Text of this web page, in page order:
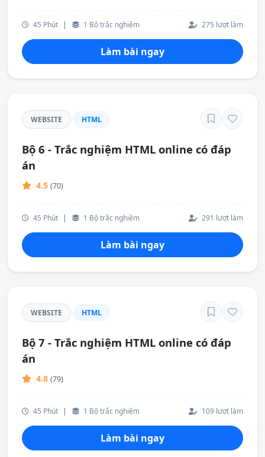
45 Phút | 1 Bộ trắc nghiệm 275 lượt làm
Làm bài ngay
WEBSITE HTML
Bộ 6 - Trắc nghiệm HTML online có đáp
án
4.5 (70)
45 Phút | 1 Bộ trắc nghiệm 291 lượt làm
Làm bài ngay
WEBSITE HTML
Bộ 7 - Trắc nghiệm HTML online có đáp
án
4.8 (79)
45 Phút | 1 Bộ trắc nghiệm 109 lượt làm
Làm bài ngay